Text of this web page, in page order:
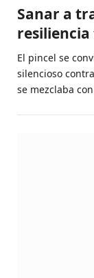
Sanar a
resiliencia
El pincel se
silencioso
se mezclaba